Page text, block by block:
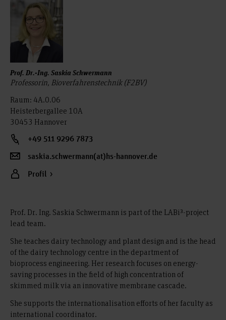
Prof. Dr.-Ing. Saskia Schwermann
Professorin, Bioverfahrenstechnik (F2BV)
Raum: 4A.0.06
Heisterbergallee 10A
30453 Hannover
+49 511 9296 7873
saskia.schwermann(at)hs-hannover.de
Profil
Prof. Dr. Ing. Saskia Schwermann is part of the LABi³-project
lead team.
She teaches dairy technology and plant design and is the head
of the dairy technology centre in the department of
bioprocess engineering. Her research focuses on energy-
saving processes in the field of high concentration of
skimmed milk via an innovative membrane cascade.
She supports the internationalisation efforts of her faculty as
international coordinator.